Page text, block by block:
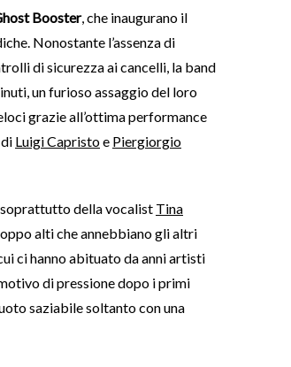
Booster, che inaugurano il
Nonostante l’assenza di
di sicurezza ai cancelli, la band
un furioso assaggio del loro
grazie all’ottima performance
Luigi Capristoe Piergiorgio
soprattutto della vocalist Tina
alti che annebbiano gli altri
ci hanno abituato da anni artisti
di pressione dopo i primi
saziabile soltanto con una